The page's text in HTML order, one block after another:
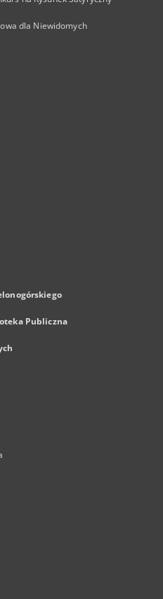
dla Niewidomych
Publiczna